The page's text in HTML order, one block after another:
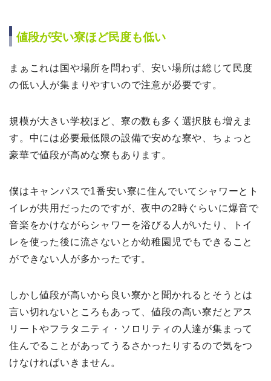
値段が安い寮ほど民度も低い
まぁこれは国や場所を問わず、安い場所は総じて民度
の低い人が集まりやすいので注意が必要です。
規模が大きい学校ほど、寮の数も多く選択肢も増えま
す。中には必要最低限の設備で安めな寮や、ちょっと
豪華で値段が高めな寮もあります。
僕はキャンパスで1番安い寮に住んでいてシャワーとト
イレが共用だったのですが、夜中の2時ぐらいに爆音で
音楽をかけながらシャワーを浴びる人がいたり、トイ
レを使った後に流さないとか幼稚園児でもできること
ができない人が多かったです。
しかし値段が高いから良い寮かと聞かれるとそうとは
言い切れないところもあって、値段の高い寮だとアス
リートやフラタニティ・ソロリティの人達が集まって
住んでることがあってうるさかったりするので気をつ
けなければいきません。